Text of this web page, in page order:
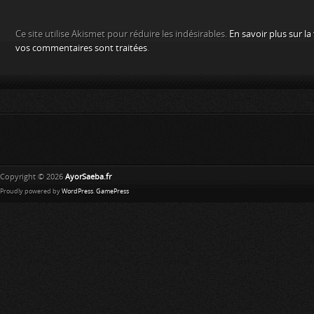
Ce site utilise Akismet pour réduire les indésirables. En savoir plus sur
vos commentaires sont traitées.
Copyright © 2026 AyorSaeba.fr
Proudly powered by WordPress. GamePress